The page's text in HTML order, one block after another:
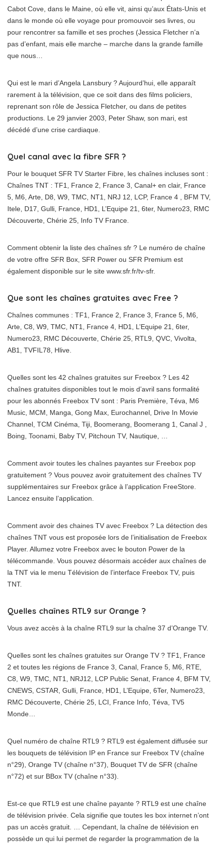
Cabot Cove, dans le Maine, où elle vit, ainsi qu’aux États-Unis et
dans le monde où elle voyage pour promouvoir ses livres, ou
pour rencontrer sa famille et ses proches (Jessica Fletcher n’a
pas d’enfant, mais elle marche – marche dans la grande famille
que nous…
Qui est le mari d’Angela Lansbury ? Aujourd’hui, elle apparaît
rarement à la télévision, que ce soit dans des films policiers,
reprenant son rôle de Jessica Fletcher, ou dans de petites
productions. Le 29 janvier 2003, Peter Shaw, son mari, est
décédé d’une crise cardiaque.
Quel canal avec la fibre SFR ?
Pour le bouquet SFR TV Starter Fibre, les chaînes incluses sont :
Chaînes TNT : TF1, France 2, France 3, Canal+ en clair, France
5, M6, Arte, D8, W9, TMC, NT1, NRJ 12, LCP, France 4 , BFM TV,
Itele, D17, Gulli, France, HD1, L’Equipe 21, 6ter, Numero23, RMC
Découverte, Chérie 25, Info TV France.
Comment obtenir la liste des chaînes sfr ? Le numéro de chaîne
de votre offre SFR Box, SFR Power ou SFR Premium est
également disponible sur le site www.sfr.fr/tv-sfr.
Que sont les chaînes gratuites avec Free ?
Chaînes communes : TF1, France 2, France 3, France 5, M6,
Arte, C8, W9, TMC, NT1, France 4, HD1, L’Equipe 21, 6ter,
Numero23, RMC Découverte, Chérie 25, RTL9, QVC, Vivolta,
AB1, TVFIL78, Hlive.
Quelles sont les 42 chaînes gratuites sur Freebox ? Les 42
chaînes gratuites disponibles tout le mois d’avril sans formalité
pour les abonnés Freebox TV sont : Paris Première, Téva, M6
Music, MCM, Manga, Gong Max, Eurochannel, Drive In Movie
Channel, TCM Cinéma, Tiji, Boomerang, Boomerang 1, Canal J ,
Boing, Toonami, Baby TV, Pitchoun TV, Nautique, …
Comment avoir toutes les chaînes payantes sur Freebox pop
gratuitement ? Vous pouvez avoir gratuitement des chaînes TV
supplémentaires sur Freebox grâce à l’application FreeStore.
Lancez ensuite l’application.
Comment avoir des chaines TV avec Freebox ? La détection des
chaînes TNT vous est proposée lors de l’initialisation de Freebox
Player. Allumez votre Freebox avec le bouton Power de la
télécommande. Vous pouvez désormais accéder aux chaînes de
la TNT via le menu Télévision de l’interface Freebox TV, puis
TNT.
Quelles chaînes RTL9 sur Orange ?
Vous avez accès à la chaîne RTL9 sur la chaîne 37 d’Orange TV.
Quelles sont les chaînes gratuites sur Orange TV ? TF1, France
2 et toutes les régions de France 3, Canal, France 5, M6, RTE,
C8, W9, TMC, NT1, NRJ12, LCP Public Senat, France 4, BFM TV,
CNEWS, CSTAR, Gulli, France, HD1, L’Equipe, 6Ter, Numero23,
RMC Découverte, Chérie 25, LCI, France Info, Téva, TV5
Monde…
Quel numéro de chaîne RTL9 ? RTL9 est également diffusée sur
les bouquets de télévision IP en France sur Freebox TV (chaîne
n°29), Orange TV (chaîne n°37), Bouquet TV de SFR (chaîne
n°72) et sur BBox TV (chaîne n°33).
Est-ce que RTL9 est une chaîne payante ? RTL9 est une chaîne
de télévision privée. Cela signifie que toutes les box internet n’ont
pas un accès gratuit. … Cependant, la chaîne de télévision en
possède un qui lui permet de regarder la programmation de la